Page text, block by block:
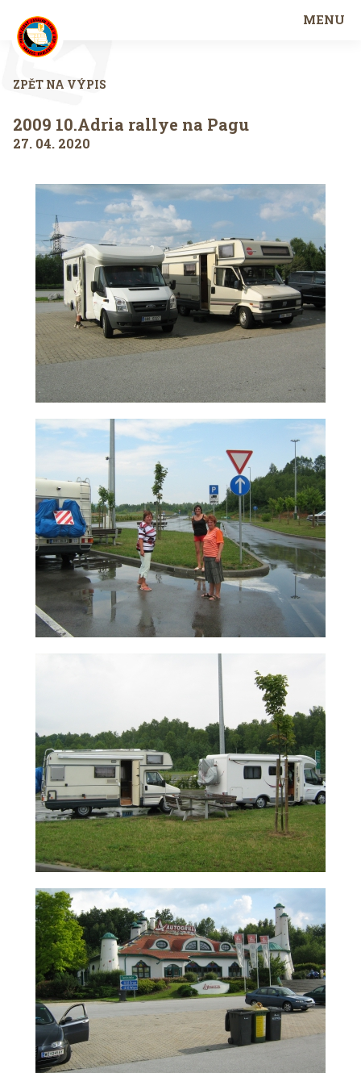
MENU
ZPĚT NA VÝPIS
2009 10.Adria rallye na Pagu
27. 04. 2020